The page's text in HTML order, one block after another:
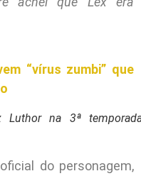
“vírus zumbi” que
Luthor na 3ª
do personagem,